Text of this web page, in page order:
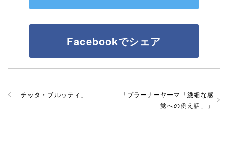
Facebookでシェア
「プラーナーヤーマ「繊細な感
覚への例え話」
」
「チッタ・ブルッティ 」